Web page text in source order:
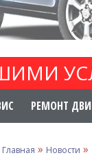
РЕМОНТ
Главная » Новости »